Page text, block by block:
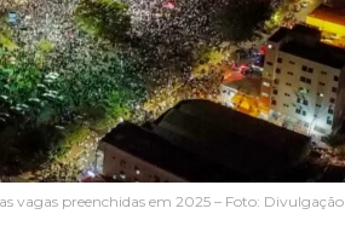
vagas preenchidas em 2025 – Foto: Divulgação